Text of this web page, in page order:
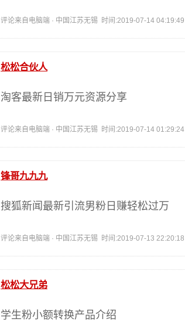
评论来自电脑端 · 中国江苏无锡 时间:2019-07-14 04:19:49
松松合伙人
淘客最新日销万元资源分享
评论来自电脑端 · 中国江苏无锡 时间:2019-07-14 01:29:24
锋哥九九九
搜狐新闻最新引流男粉日赚轻松过万
评论来自电脑端 · 中国江苏无锡 时间:2019-07-13 22:20:18
松松大兄弟
学生粉小额转换产品介绍